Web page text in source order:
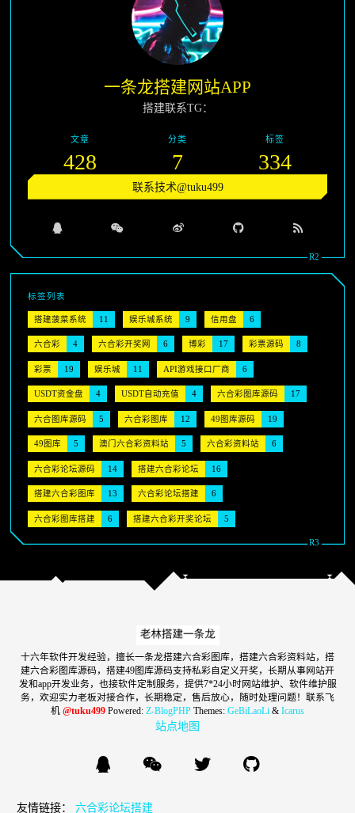
一条龙搭建网站APP
搭建联系TG：
文章
428
分类
7
标签
334
联系技术@tuku499
标签列表
搭建菠菜系统 11 娱乐城系统 9 信用盘 6
六合彩 4 六合彩开奖网 6 博彩 17 彩票源码 8
彩票 19 娱乐城 11 API游戏接口厂商 6
USDT资金盘 4 USDT自动充值 4 六合彩图库源码 17
六合图库源码 5 六合彩图库 12 49图库源码 19
49图库 5 澳门六合彩资料站 5 六合彩资料站 6
六合彩论坛源码 14 搭建六合彩论坛 16
搭建六合彩图库 13 六合彩论坛搭建 6
六合彩图库搭建 6 搭建六合彩开奖论坛 5
十六年软件开发经验，擅长一条龙搭建六合彩图库，搭建六合彩资料站，搭
建六合彩图库源码，搭建49图库源码支持私彩自定义开奖，长期从事网站开
发和app开发业务，也接软件定制服务，提供7*24小时网站维护、软件维护服
务，欢迎实力老板对接合作，长期稳定，售后放心，随时处理问题！联系飞
机 @tuku499 Powered: Z-BlogPHP Themes: GeBiLaoLi & Icarus
站点地图
友情链接： 六合彩论坛搭建